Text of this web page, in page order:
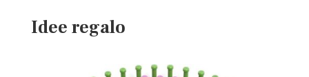
Idee regalo